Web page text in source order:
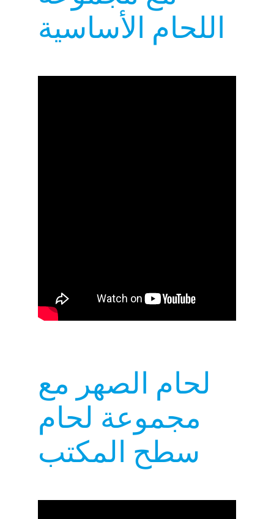
اللحام الأساسية
لحام الصهر مع
مجموعة لحام
سطح المكتب